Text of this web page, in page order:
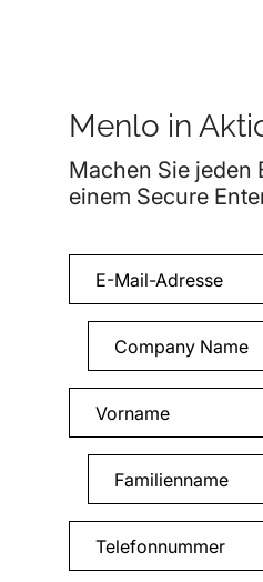
Menlo in
Machen Sie jeden
einem Secure